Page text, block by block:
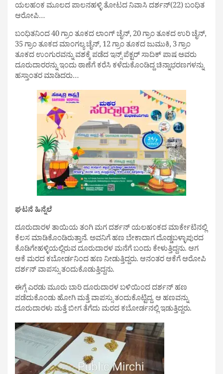
ಯಲಹಂಕ ಮೂಲದ ಪಾಲನಹಳ್ಳಿ ತೋಟದ ನಿವಾಸಿ ದರ್ಶನ್(22) ಬಂಧಿತ
ಆರೋಪಿ…
ಬಂಧಿತನಿಂದ 40 ಗ್ರಾಂ ತೂಕದ ಲಾಂಗ್ ಚೈನ್, 20 ಗ್ರಾಂ ತೂಕದ ಉರಿ ಚೈನ್,
35 ಗ್ರಾಂ ತೂಕದ ಮಾಂಗಲ್ಯ ಚೈನ್, 12 ಗ್ರಾಂ ತೂಕದ ಜುಮುಕಿ, 3 ಗ್ರಾಂ
ತೂಕದ ಉಂಗುರವನ್ನು ವಶಕ್ಕೆ ಪಡೆದ ಇನ್ಸ್ ಪೆಕ್ಟರ್ ಸಾದಿಕ್ ಪಾಷ ಅವರು
ದೂರುದಾರರನ್ನು ಇಂದು ಠಾಣೆಗೆ ಕರೆಸಿ ಕಳೆದುಕೊಂಡಿದ್ದ ಚಿನ್ನಾಭರಣಗಳನ್ನು
ಹಸ್ತಾಂತರ ಮಾಡಿದರು…
ಘಟನೆ ಹಿನ್ನೆಲೆ
ದೂರುದಾರಳ ತಾಯಿಯ ತಂಗಿ ಮಗ ದರ್ಶನ್ ಯಲಹಂಕದ ಮಾರ್ಕೇಟಿನಲ್ಲಿ
ಕೆಲಸ ಮಾಡಿಕೊಂಡಿರುತ್ತಾನೆ. ಅವನಿಗೆ ಹಣ ಬೇಕಾದಾಗ ದೊಡ್ಡಬಳ್ಳಾಪುರದ
ಕೊಡಿಗೇಹಳ್ಳಿಯಲ್ಲಿರುವ ದೂರುದಾರಳ ಮನೆಗೆ ಬಂದು ಕೇಳುತ್ತಿದ್ದನು. ಆಗ
ಆಕೆ ಮರದ ಕಬೋರ್ಡನಿಂದ ಹಣ ನೀಡುತ್ತಿದ್ದರು. ಆನಂತರ ಆಕೆಗೆ ಆರೋಪಿ
ದರ್ಶನ್ ವಾಪಸ್ಸು ತಂದುಕೊಡುತ್ತಿದ್ದನು.
ಈಗ್ಗೆ ಎರಡು ಮೂರು ಬಾರಿ ದೂರುದಾರಳ ಬಳಿಯಿಂದ ದರ್ಶನ್ ಹಣ
ಪಡೆದುಕೊಂಡು ಹೋಗಿ ಮತ್ತೆ ವಾಪಸ್ಸು ತಂದುಕೊಟ್ಟಿದ್ದ. ಆ ಹಣವನ್ನು
ದೂರುದಾರಳು ಮತ್ತೆ ಬೀಗ ತೆಗೆದು ಮರದ ಕಬೋರ್ಡನಲ್ಲಿ ಇಡುತ್ತಿದ್ದರು.